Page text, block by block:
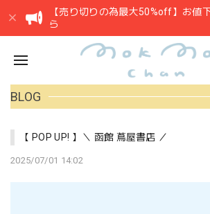
【売り切りの為最大50%off】お値
ら
BLOG
【 POP UP! 】＼ 函館 蔦屋書店 ／
2025/07/01 14:02